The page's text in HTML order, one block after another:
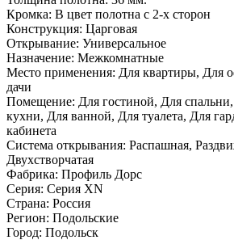
Кромка: В цвет полотна с 2-х сторон
Конструкция: Царговая
Открывание: Универсальное
Назначение: Межкомнатные
Место применения: Для квартиры, Для
дачи
Помещение: Для гостиной, Для
кухни, Для ванной, Для туалета, Для
кабинета
Система открывания: Распашная,
Двухстворчатая
Фабрика: Профиль Дорс
Серия: Серия XN
Страна: Россия
Регион: Подольские
Город: Подольск